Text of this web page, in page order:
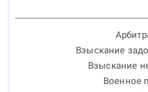
Взыскание
Взыскание
Военное